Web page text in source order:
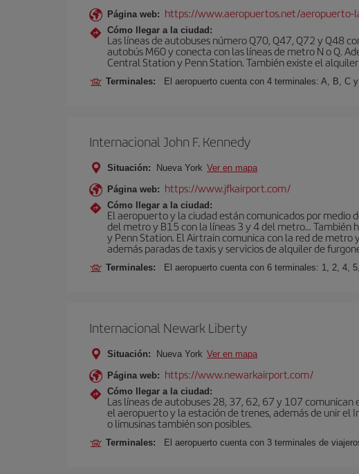
Página web: https://www.aeropuertos.net/aeropuerto-
Cómo llegar a la ciudad:
Las líneas de autobuses número Q70, Q47, Q72 y Q48
autobús M60 y conecta con las líneas de metro N o Q.
Central Station y Penn Station. También existe el
Terminales: El aeropuerto cuenta con 4 terminales: A, B, C
Internacional John F. Kennedy
Situación: Nueva York Ver en mapa
Página web: https://www.jfkairport.com/
Cómo llegar a la ciudad:
El aeropuerto y la ciudad están comunicados por medio
del metro y B15 con la líneas 3 y 4 del metro… También
y Penn Station. El Airtrain comunica con la red de
además paradas de taxis y servicios de alquiler de
Terminales: El aeropuerto cuenta con 6 terminales: 1, 2, 4,
Internacional Newark Liberty
Situación: Nueva York Ver en mapa
Página web: https://www.newarkairport.com/
Cómo llegar a la ciudad:
Las líneas de autobuses 28, 37, 62, 67 y 107
el aeropuerto y la estación de trenes, además de unir el
o limusinas también son posibles.
Terminales: El aeropuerto cuenta con 3 terminales de